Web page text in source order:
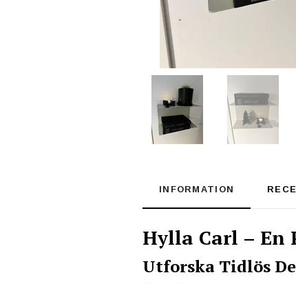
INFORMATION
Hylla Carl –
Utforska Tidlös